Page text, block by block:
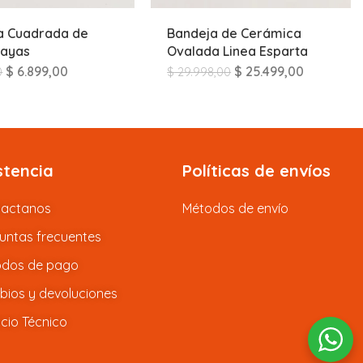
Cuadrada de
$ 6.899,00
Bandeja de Cerámica
Ovalada Linea Esparta
$29.998,00 $ 25.499,00
frecuentes
de pago
y devoluciones
Técnico
Políticas de envíos
Métodos de envío